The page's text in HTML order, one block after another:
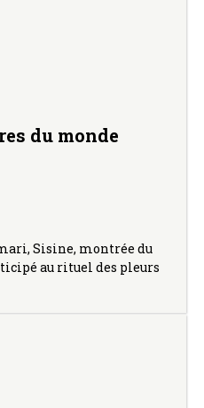
du monde
Sisine, montrée du
au rituel des pleurs